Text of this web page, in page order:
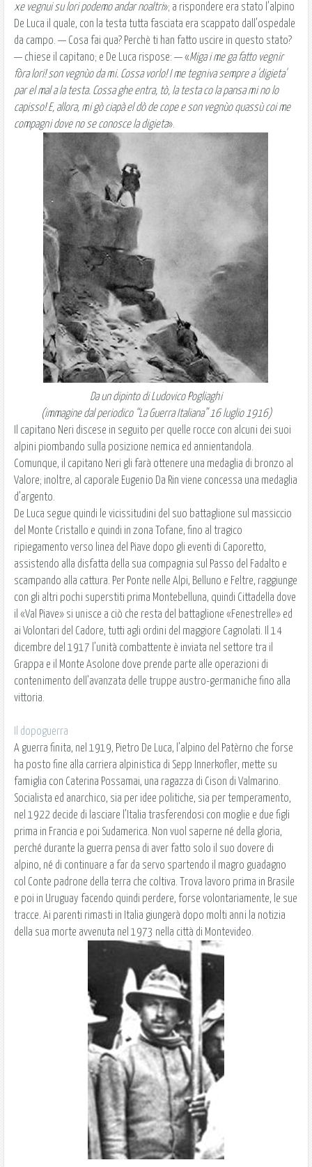
xe vegnui su lori podemo andar noaltri»; a rispondere era stato l’alpino
De Luca il quale, con la testa tutta fasciata era scappato dall’ospedale
da campo. — Cosa fai qua? Perchè ti han fatto uscire in questo stato?
— chiese il capitano; e De Luca rispose: — «Miga i me ga fatto vegnir
fòra lori! son vegnùo da mi. Cossa vorlo! I me tegniva sempre a 'digieta'
par el mal a la testa. Cossa ghe entra, tò, la testa co la pansa mi no lo
capisso! E, allora, mi gò ciapà el dò de cope e son vegnùo quassù coi me
compagni dove no se conosce la digieta».
Da un dipinto di Ludovico Pogliaghi
(immagine dal periodico “La Guerra Italiana” 16 luglio 1916)
Il capitano Neri discese in seguito per quelle rocce con alcuni dei suoi
alpini piombando sulla posizione nemica ed annientandola.
Comunque, il capitano Neri gli farà ottenere una medaglia di bronzo al
Valore; inoltre, al caporale Eugenio Da Rin viene concessa una medaglia
d’argento.
De Luca segue quindi le vicissitudini del suo battaglione sul massiccio
del Monte Cristallo e quindi in zona Tofane, fino al tragico
ripiegamento verso linea del Piave dopo gli eventi di Caporetto,
assistendo alla disfatta della sua compagnia sul Passo del Fadalto e
scampando alla cattura. Per Ponte nelle Alpi, Belluno e Feltre, raggiunge
con gli altri pochi superstiti prima Montebelluna, quindi Cittadella dove
il «Val Piave» si unisce a ciò che resta del battaglione «Fenestrelle» ed
ai Volontari del Cadore, tutti agli ordini del maggiore Cagnolati. Il 14
dicembre del 1917 l’unità combattente è inviata nel settore tra il
Grappa e il Monte Asolone dove prende parte alle operazioni di
contenimento dell’avanzata delle truppe austro-germaniche fino alla
vittoria.
Il dopoguerra
A guerra finita, nel 1919, Pietro De Luca, l’alpino del Patèrno che forse
ha posto fine alla carriera alpinistica di Sepp Innerkofler, mette su
famiglia con Caterina Possamai, una ragazza di Cison di Valmarino.
Socialista ed anarchico, sia per idee politiche, sia per temperamento,
nel 1922 decide di lasciare l’Italia trasferendosi con moglie e due figli
prima in Francia e poi Sudamerica. Non vuol saperne né della gloria,
perché durante la guerra pensa di aver fatto solo il suo dovere di
alpino, né di continuare a far da servo spartendo il magro guadagno
col Conte padrone della terra che coltiva. Trova lavoro prima in Brasile
e poi in Uruguay facendo quindi perdere, forse volontariamente, le sue
tracce. Ai parenti rimasti in Italia giungerà dopo molti anni la notizia
della sua morte avvenuta nel 1973 nella città di Montevideo.